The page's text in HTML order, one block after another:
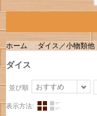
ホーム ダイス／小物類他
ダイス
並び順 おすすめ
表示方法: